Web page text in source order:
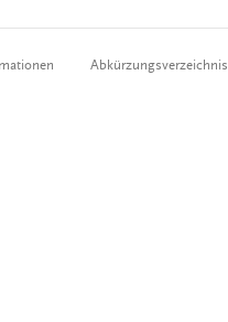
Abkürzungsverzeichnis